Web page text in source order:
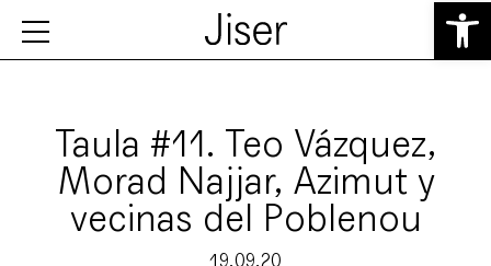
Abrir
Taula #11. Teo Vázquez,
Morad Najjar, Azimut y
vecinas del Poblenou
19.09.20